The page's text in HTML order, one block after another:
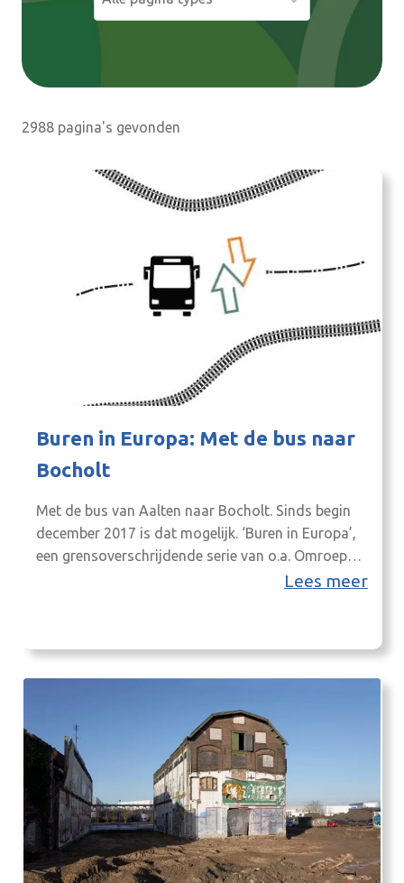
e
2988 pagina's gevonden
Buren in Europa: Met de bus naar
Bocholt
Met de bus van Aalten naar Bocholt. Sinds begin
december 2017 is dat mogelijk. ‘Buren in Europa’,
een grensoverschrijdende serie van o.a. Omroep
Gelderland, nam de bus en vroeg passagiers en
wordt of er behoefte is aan een…
Lees meer